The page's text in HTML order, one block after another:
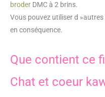
broder DMC à 2 brins.
Vous pouvez utiliser d
en conséquence.
Que contient ce
Chat et coeur